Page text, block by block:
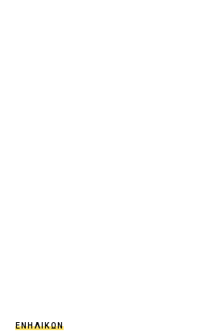
ΕΝΗΛΊΚΩΝ